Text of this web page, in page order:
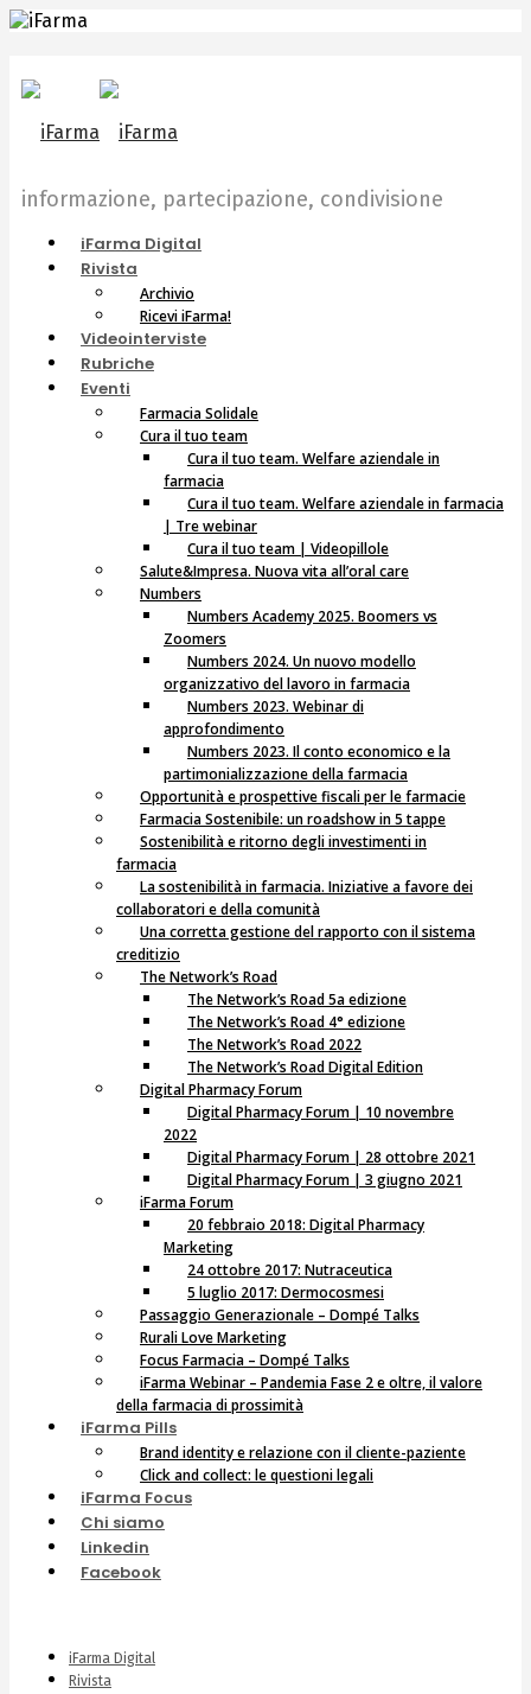
informazione, partecipazione, condivisione
iFarma Digital
Rivista
Archivio
Ricevi iFarma!
Videointerviste
Rubriche
Eventi
Farmacia Solidale
Cura il tuo team
Cura il tuo team. Welfare aziendale in
farmacia
Cura il tuo team. Welfare aziendale in farmacia
| Tre webinar
Cura il tuo team | Videopillole
Salute&Impresa. Nuova vita all’oral care
Numbers
Numbers Academy 2025. Boomers vs
Zoomers
Numbers 2024. Un nuovo modello
organizzativo del lavoro in farmacia
Numbers 2023. Webinar di
approfondimento
Numbers 2023. Il conto economico e la
partimonializzazione della farmacia
Opportunità e prospettive fiscali per le farmacie
Farmacia Sostenibile: un roadshow in 5 tappe
Sostenibilità e ritorno degli investimenti in
farmacia
La sostenibilità in farmacia. Iniziative a favore dei
collaboratori e della comunità
Una corretta gestione del rapporto con il sistema
creditizio
The Network’s Road
The Network’s Road 5a edizione
The Network’s Road 4° edizione
The Network’s Road 2022
The Network’s Road Digital Edition
Digital Pharmacy Forum
Digital Pharmacy Forum | 10 novembre
2022
Digital Pharmacy Forum | 28 ottobre 2021
Digital Pharmacy Forum | 3 giugno 2021
iFarma Forum
20 febbraio 2018: Digital Pharmacy
Marketing
24 ottobre 2017: Nutraceutica
5 luglio 2017: Dermocosmesi
Passaggio Generazionale – Dompé Talks
Rurali Love Marketing
Focus Farmacia – Dompé Talks
iFarma Webinar – Pandemia Fase 2 e oltre, il valore
della farmacia di prossimità
iFarma Pills
Brand identity e relazione con il cliente-paziente
Click and collect: le questioni legali
iFarma Focus
Chi siamo
Linkedin
Facebook
iFarma Digital
Rivista